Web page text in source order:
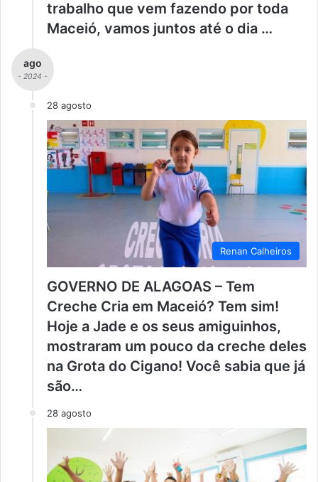
trabalho que vem fazendo por toda
Maceió, vamos juntos até o dia …
ago
- 2024 -
28 agosto
Renan Calheiros
GOVERNO DE ALAGOAS – Tem
Creche Cria em Maceió? Tem sim!
Hoje a Jade e os seus amiguinhos,
mostraram um pouco da creche deles
na Grota do Cigano! Você sabia que já
são…
28 agosto